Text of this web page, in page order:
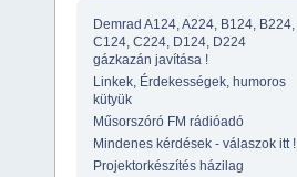
Demrad A124, A224, B124, B224,
C124, C224, D124, D224
gázkazán javítása !
Linkek, Érdekességek, humoros
kütyük
Műsorszóró FM rádióadó
Mindenes kérdések - válaszok itt !
Projektorkészítés házilag